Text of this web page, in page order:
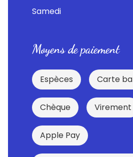
Samedi
Moyens de paiement
Espèces Carte
Chèque Virement
Apple Pay